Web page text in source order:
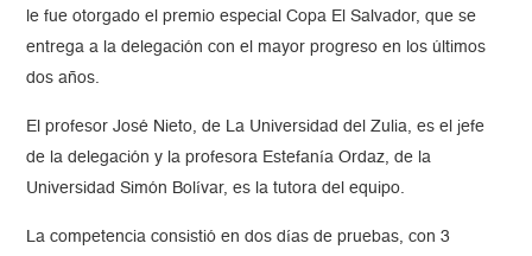
le fue otorgado el premio especial Copa El Salvador, que se
entrega a la delegación con el mayor progreso en los últimos
dos años.
El profesor José Nieto, de La Universidad del Zulia, es el jefe
de la delegación y la profesora Estefanía Ordaz, de la
Universidad Simón Bolívar, es la tutora del equipo.
La competencia consistió en dos días de pruebas, con 3